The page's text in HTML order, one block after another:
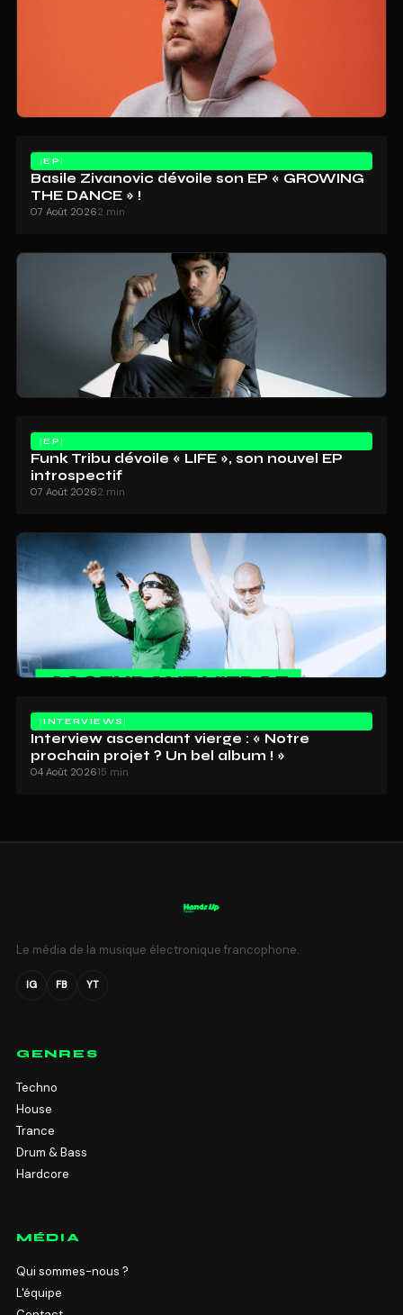
EP
Basile Zivanovic dévoile son EP « GROWING
THE DANCE » !
07 Août 20262 min
EP
Funk Tribu dévoile « LIFE », son nouvel EP
introspectif
07 Août 20262 min
INTERVIEWS
Interview ascendant vierge : « Notre
prochain projet ? Un bel album ! »
04 Août 202615 min
Le média de la musique électronique francophone.
IG FB YT
GENRES
Techno
House
Trance
Drum & Bass
Hardcore
MÉDIA
Qui sommes-nous ?
L'équipe